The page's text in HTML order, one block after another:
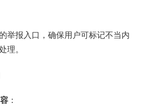
举报入口，确保用户可标记不当内
理。
：